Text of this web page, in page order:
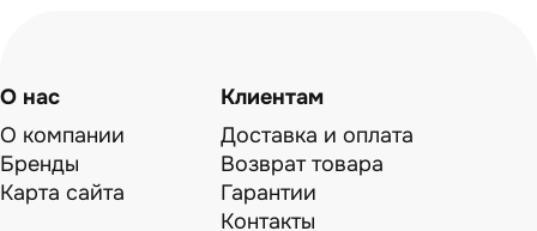
О нас
О компании
Бренды
Карта сайта
Клиентам
Доставка и оплата
Возврат товара
Гарантии
Контакты